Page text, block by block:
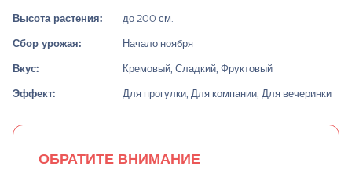
Высота растения:
до 200 см.
Сбор урожая:
Начало ноября
Вкус:
Кремовый, Сладкий, Фруктовый
Эффект:
Для прогулки, Для компании, Для вечеринки
ОБРАТИТЕ ВНИМАНИЕ